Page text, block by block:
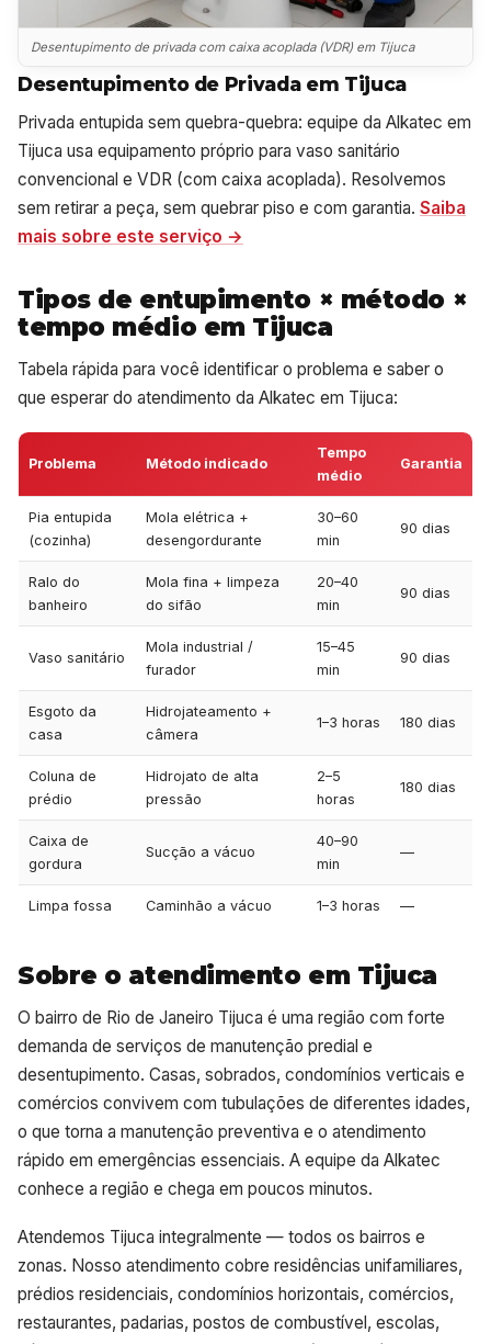
Desentupimento de privada com caixa acoplada (VDR) em Tijuca
Desentupimento de Privada em Tijuca
Privada entupida sem quebra-quebra: equipe da Alkatec em
Tijuca usa equipamento próprio para vaso sanitário
convencional e VDR (com caixa acoplada). Resolvemos
sem retirar a peça, sem quebrar piso e com garantia. Saiba
mais sobre este serviço →
Tipos de entupimento × método ×
tempo médio em Tijuca
Tabela rápida para você identificar o problema e saber o
que esperar do atendimento da Alkatec em Tijuca:
Problema Método indicado
Tempo
médio
Garantia
Pia entupida
(cozinha)
Mola elétrica +
desengordurante
30–60
min
90 dias
Ralo do
banheiro
Mola fina + limpeza
do sifão
20–40
min
90 dias
Vaso sanitário
Mola industrial /
furador
15–45
min
90 dias
Esgoto da
casa
Hidrojateamento +
câmera
1–3 horas 180 dias
Coluna de
prédio
Hidrojato de alta
pressão
2–5
horas
180 dias
Caixa de
gordura
Sucção a vácuo
40–90
min
—
Limpa fossa Caminhão a vácuo 1–3 horas —
Sobre o atendimento em Tijuca
O bairro de Rio de Janeiro Tijuca é uma região com forte
demanda de serviços de manutenção predial e
desentupimento. Casas, sobrados, condomínios verticais e
comércios convivem com tubulações de diferentes idades,
o que torna a manutenção preventiva e o atendimento
rápido em emergências essenciais. A equipe da Alkatec
conhece a região e chega em poucos minutos.
Atendemos Tijuca integralmente — todos os bairros e
zonas. Nosso atendimento cobre residências unifamiliares,
prédios residenciais, condomínios horizontais, comércios,
restaurantes, padarias, postos de combustível, escolas,